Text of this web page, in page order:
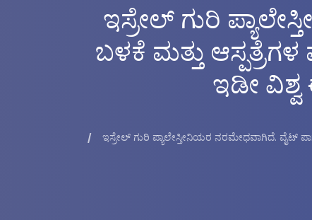
ಇಸ್ರೇಲ್ ಗುರಿ
ಬಳಕೆ ಮತ್ತು
ಇಡೀ
ಇಸ್ರೇಲ್ ಗುರಿ ಪ್ಯಾಲೇಸ್ತೀನಿಯರ ನರಮೇಧವಾಗಿದೆ. ವೈಟ್